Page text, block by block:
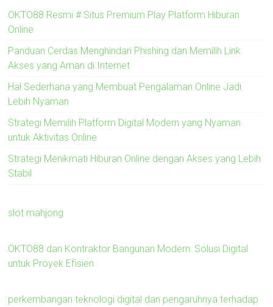
OKTO88 Resmi # Situs Premium Play Platform Hiburan
Online
Panduan Cerdas Menghindari Phishing dan Memilih Link
Akses yang Aman di Internet
Hal Sederhana yang Membuat Pengalaman Online Jadi
Lebih Nyaman
Strategi Memilih Platform Digital Modern yang Nyaman
untuk Aktivitas Online
Strategi Menikmati Hiburan Online dengan Akses yang Lebih
Stabil
slot mahjong
OKTO88 dan Kontraktor Bangunan Modern: Solusi Digital
untuk Proyek Efisien
perkembangan teknologi digital dan pengaruhnya terhadap